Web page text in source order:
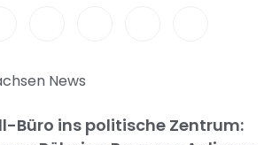
News
Büro ins politische Zentrum: